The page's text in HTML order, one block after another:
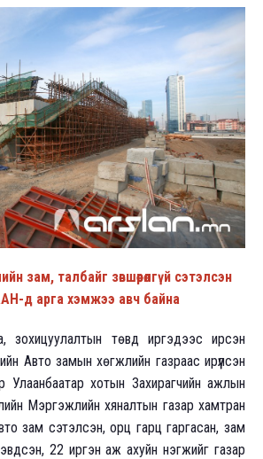
зам, талбайг зөвшөөрөлгүй сэтэлсэн
д арга хэмжээ авч байна
зохицуулалтын төвд иргэдээс ирсэн
Авто замын хөгжлийн газраас ирүүлсэн
хотын Захирагчийн ажлын
Мэргэжлийн хяналтын газар хамтран
зам сэтэлсэн, орц гарц гаргасан, зам
22 иргэн аж ахуйн нэгжийг газар